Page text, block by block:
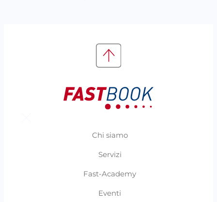
Chi siamo
Servizi
Fast-Academy
Eventi